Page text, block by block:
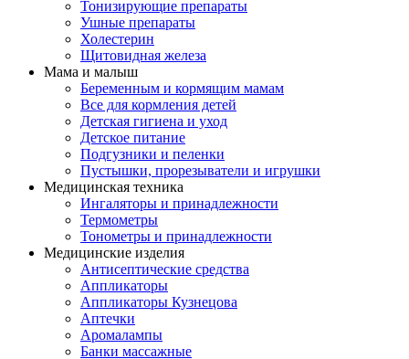
Тонизирующие препараты
Ушные препараты
Холестерин
Щитовидная железа
Мама и малыш
Беременным и кормящим мамам
Все для кормления детей
Детская гигиена и уход
Детское питание
Подгузники и пеленки
Пустышки, прорезыватели и игрушки
Медицинская техника
Ингаляторы и принадлежности
Термометры
Тонометры и принадлежности
Медицинские изделия
Антисептические средства
Аппликаторы
Аппликаторы Кузнецова
Аптечки
Аромалампы
Банки массажные